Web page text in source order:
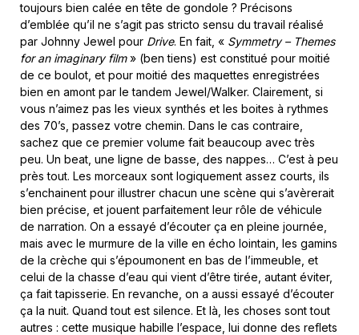
toujours bien calée en tête de gondole ? Précisons
d’emblée qu’il ne s’agit pas stricto sensu du travail réalisé
par Johnny Jewel pour Drive. En fait, « Symmetry – Themes
for an imaginary film» (ben tiens) est constitué pour moitié
de ce boulot, et pour moitié des maquettes enregistrées
bien en amont par le tandem Jewel/Walker. Clairement, si
vous n’aimez pas les vieux synthés et les boites à rythmes
des 70’s, passez votre chemin. Dans le cas contraire,
sachez que ce premier volume fait beaucoup avec très
peu. Un beat, une ligne de basse, des nappes… C’est à peu
près tout. Les morceaux sont logiquement assez courts, ils
s’enchainent pour illustrer chacun une scène qui s’avèrerait
bien précise, et jouent parfaitement leur rôle de véhicule
de narration. On a essayé d’écouter ça en pleine journée,
mais avec le murmure de la ville en écho lointain, les gamins
de la crèche qui s’époumonent en bas de l’immeuble, et
celui de la chasse d’eau qui vient d’être tirée, autant éviter,
ça fait tapisserie. En revanche, on a aussi essayé d’écouter
ça la nuit. Quand tout est silence. Et là, les choses sont tout
autres : cette musique habille l’espace, lui donne des reflets